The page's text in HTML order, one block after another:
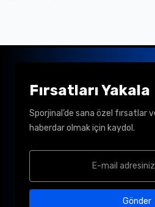
Fırsatları Yakala
Sporjinal’de sana özel fırsatlar
haberdar olmak için kaydol.
Gönder